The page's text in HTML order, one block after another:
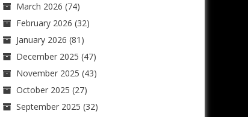
March 2026 (74)
February 2026 (32)
January 2026 (81)
December 2025 (47)
November 2025 (43)
October 2025 (27)
September 2025 (32)